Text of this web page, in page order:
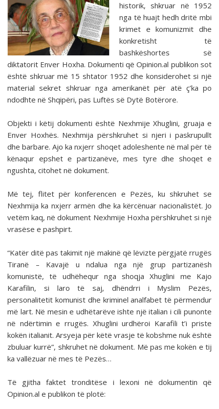
historik, shkruar në 1952
nga të huajt hedh dritë mbi
krimet e komunizmit dhe
konkretisht të
bashkëshortes së
diktatorit Enver Hoxha. Dokumenti që Opinion.al publikon sot
është shkruar më 15 shtator 1952 dhe konsiderohet si një
material sekret shkruar nga amerikanët për atë ç’ka po
ndodhte në Shqipëri, pas Luftës së Dytë Botërore.
Objekti i këtij dokumenti është Nexhmije Xhuglini, gruaja e
Enver Hoxhës. Nexhmija përshkruhet si njeri i paskrupullt
dhe barbare. Ajo ka nxjerr shoqet adoleshente në mal për të
kënaqur epshet e partizanëve, mes tyre dhe shoqet e
ngushta, citohet në dokument.
Më tej, flitet për konferencen e Pezës, ku shkruhet se
Nexhmija ka nxjerr armën dhe ka kërcënuar nacionalistët. Jo
vetëm kaq, në dokument Nexhmije Hoxha përshkruhet si një
vrasëse e pashpirt.
“Katër ditë pas takimit një makinë që lëvizte përgjatë rrugës
Tiranë – Kavajë u ndalua nga një grup partizanësh
komunistë, të udhëhequr nga shoqja Xhuglini me Kajo
Karafilin, si laro të saj, dhëndrri i Myslim Pezës,
personalitetit komunist dhe kriminel analfabet të përmendur
më lart. Në mesin e udhëtarëve ishte një italian i cili punonte
në ndërtimin e rrugës. Xhuglini urdhëroi Karafili t’i priste
kokën italianit. Arsyeja për këtë vrasje të kobshme nuk është
zbuluar kurrë”, shkruhet në dokument. Më pas me kokën e tij
ka vallëzuar në mes të Pezës…
Të gjitha faktet tronditëse i lexoni në dokumentin që
Opinion.al e publikon të plotë: